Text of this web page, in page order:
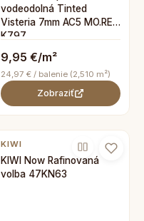
vodeodolná Tinted
Visteria 7mm AC5 MO.RE
K797
9,95 €/m²
24,97 € / balenie (2,510 m²)
Zobraziť
KIWI
KIWI Now Rafinovaná
volba 47KN63